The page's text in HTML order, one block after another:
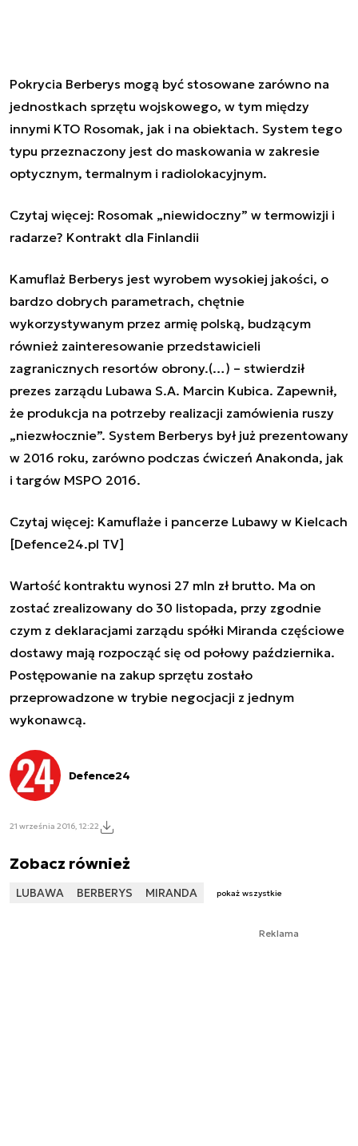
Pokrycia Berberys mogą być stosowane zarówno na
jednostkach sprzętu wojskowego, w tym między
innymi KTO Rosomak, jak i na obiektach. System tego
typu przeznaczony jest do maskowania w zakresie
optycznym, termalnym i radiolokacyjnym.
Czytaj więcej: Rosomak „niewidoczny” w termowizji i
radarze? Kontrakt dla Finlandii
Kamuflaż Berberys jest wyrobem wysokiej jakości, o
bardzo dobrych parametrach, chętnie
wykorzystywanym przez armię polską, budzącym
również zainteresowanie przedstawicieli
zagranicznych resortów obrony.(…) – stwierdził
prezes zarządu Lubawa S.A. Marcin Kubica. Zapewnił,
że produkcja na potrzeby realizacji zamówienia ruszy
„niezwłocznie”. System Berberys był już prezentowany
w 2016 roku, zarówno podczas ćwiczeń Anakonda, jak
i targów MSPO 2016.
Czytaj więcej: Kamuflaże i pancerze Lubawy w Kielcach
[Defence24.pl TV]
Wartość kontraktu wynosi 27 mln zł brutto. Ma on
zostać zrealizowany do 30 listopada, przy zgodnie
czym z deklaracjami zarządu spółki Miranda częściowe
dostawy mają rozpocząć się od połowy października.
Postępowanie na zakup sprzętu zostało
przeprowadzone w trybie negocjacji z jednym
wykonawcą.
Defence24
21 września 2016, 12:22
Zobacz również
LUBAWA BERBERYS MIRANDA pokaż wszystkie
Reklama